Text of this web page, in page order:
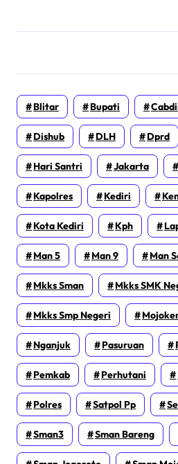
Blitar Bupati
Dishub DLH Dprd
Hari Santri Jakarta
Kapolres Kediri
Kota Kediri Kph
Man 5 Man 9 Man
Mkks Sman Mkks SMK
Mkks Smp Negeri
Nganjuk Pasuruan
Pemkab Perhutani
Polres Satpol Pp
Sman3 Sman Bareng